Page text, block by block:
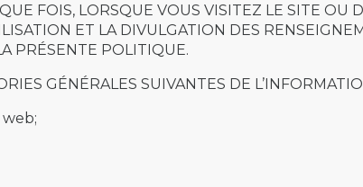
FOIS, LORSQUE VOUS VISITEZ LE SITE OU
ET LA DIVULGATION DES
PRÉSENTE POLITIQUE.
GÉNÉRALES SUIVANTES DE